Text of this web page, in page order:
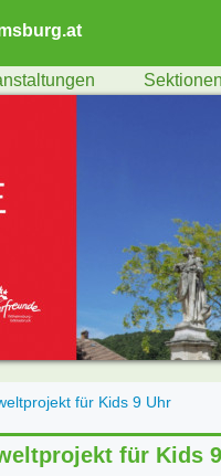
für Kids 9 Uhr
für Kids